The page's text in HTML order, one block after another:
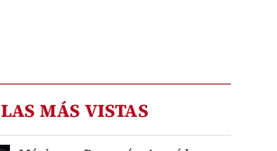
LAS MÁS VISTAS